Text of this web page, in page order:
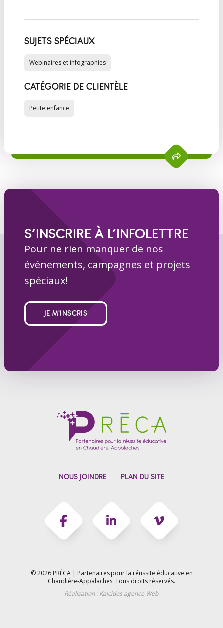
SUJETS SPÉCIAUX
Webinaires et infographies
CATÉGORIE DE CLIENTÈLE
Petite enfance
S’INSCRIRE À L’INFOLETTRE
Pour ne rien manquer de nos
événements, campagnes et projets
spéciaux!
JE M'INSCRIS
NOUS JOINDRE PLAN DU SITE
© 2026 PRÉCA | Partenaires pour la réussite éducative en
Chaudière-Appalaches. Tous droits réservés.
Réalisation :Kaleidos agence Web